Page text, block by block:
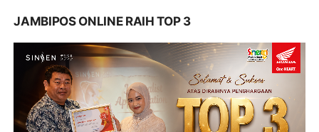
JAMBIPOS ONLINE RAIH TOP 3